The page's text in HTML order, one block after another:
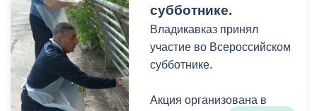
приняли участие дети,
родители и сотрудники
детских садов.
субботнике.
Владикавказ принял
участие во Всероссийском
субботнике.
Акция организована в